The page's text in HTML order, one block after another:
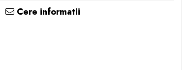
Cere informatii